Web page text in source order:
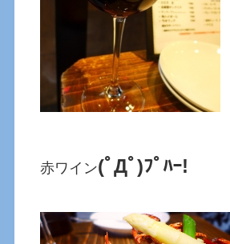
赤ワイン(ﾟДﾟ)ﾌﾟﾊｰ!